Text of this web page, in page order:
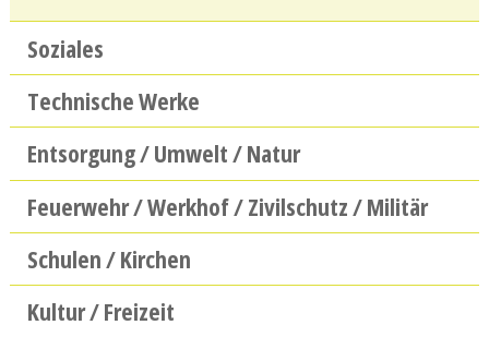
Soziales
Technische Werke
Entsorgung / Umwelt / Natur
Feuerwehr / Werkhof / Zivilschutz / Militär
Schulen / Kirchen
Kultur / Freizeit